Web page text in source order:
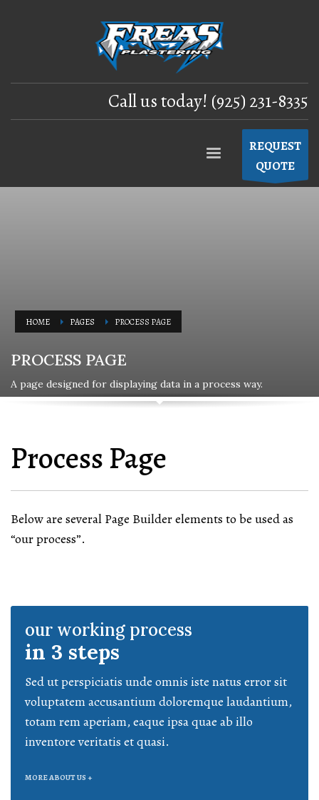
Call us today! (925) 231-8335
REQUEST
QUOTE
HOME PAGES PROCESS PAGE
PROCESS PAGE
A page designed for displaying data in a process way.
Process Page
Below are several Page Builder elements to be used as
“our process”.
our working process
in 3 steps
Sed ut perspiciatis unde omnis iste natus error sit
voluptatem accusantium doloremque laudantium,
totam rem aperiam, eaque ipsa quae ab illo
inventore veritatis et quasi.
MORE ABOUT US +